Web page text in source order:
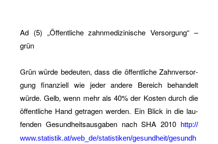
Ad (5) „Öf­fent­li­che zahn­me­di­zi­ni­sche Ver­sor­gung“ –
grün
Grün würde be­deu­ten, dass die öf­fent­li­che Zahn­ver­sor­
gung fi­nan­zi­ell wie jeder an­de­re Be­reich be­han­delt
würde. Gelb, wenn mehr als 40% der Kos­ten durch die
öf­fent­li­che Hand ge­tra­gen wer­den. Ein Blick in die lau­
fen­den Ge­sund­heits­aus­ga­ben nach SHA 2010 http://​
www.​statistik.​at/​web_​de/​statistiken/​gesundheit/​ges​undh​